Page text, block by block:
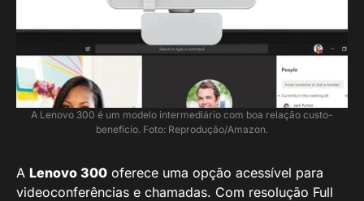
A Lenovo 300 é um modelo intermediário com boa relação custo-
benefício. Foto: Reprodução/Amazon.
A Lenovo 300 oferece uma opção acessível para
videoconferências e chamadas. Com resolução Full